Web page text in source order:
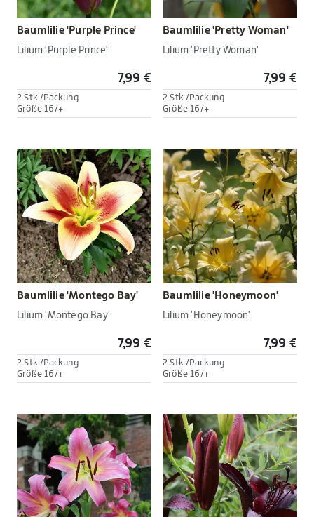
Baumlilie 'Purple Prince'
Lilium 'Purple Prince'
7,99 €
2 Stk./Packung
Größe 16/+
Baumlilie 'Pretty Woman'
Lilium 'Pretty Woman'
7,99 €
2 Stk./Packung
Größe 16/+
Baumlilie 'Montego Bay'
Lilium 'Montego Bay'
7,99 €
2 Stk./Packung
Größe 16/+
Baumlilie 'Honeymoon'
Lilium 'Honeymoon'
7,99 €
2 Stk./Packung
Größe 16/+